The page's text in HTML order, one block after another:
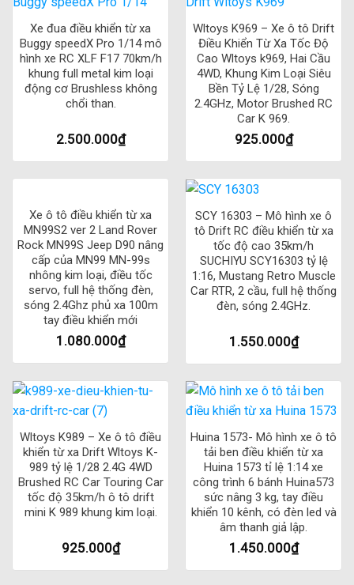
Xe đua điều khiển từ xa
Buggy speedX Pro 1/14 mô
hình xe RC XLF F17 70km/h
khung full metal kim loại
động cơ Brushless không
chổi than.
2.500.000₫
Wltoys K969 – Xe ô tô Drift
Điều Khiển Từ Xa Tốc Độ
Cao Wltoys k969, Hai Cầu
4WD, Khung Kim Loại Siêu
Bền Tỷ Lệ 1/28, Sóng
2.4GHz, Motor Brushed RC
Car K 969.
925.000₫
Xe ô tô điều khiển từ xa
MN99S2 ver 2 Land Rover
Rock MN99S Jeep D90 nâng
cấp của MN99 MN-99s
nhông kim loại, điều tốc
servo, full hệ thống đèn,
sóng 2.4Ghz phủ xa 100m
tay điều khiển mới
1.080.000₫
SCY 16303 – Mô hình xe ô
tô Drift RC điều khiển từ xa
tốc độ cao 35km/h
SUCHIYU SCY16303 tỷ lệ
1:16, Mustang Retro Muscle
Car RTR, 2 cầu, full hệ thống
đèn, sóng 2.4GHz.
1.550.000₫
Wltoys K989 – Xe ô tô điều
khiển từ xa Drift Wltoys K-
989 tỷ lệ 1/28 2.4G 4WD
Brushed RC Car Touring Car
tốc độ 35km/h ô tô drift
mini K 989 khung kim loại.
925.000₫
Huina 1573- Mô hình xe ô tô
tải ben điều khiển từ xa
Huina 1573 tỉ lệ 1:14 xe
công trình 6 bánh Huina573
sức nâng 3 kg, tay điều
khiển 10 kênh, có đèn led và
âm thanh giả lập.
1.450.000₫